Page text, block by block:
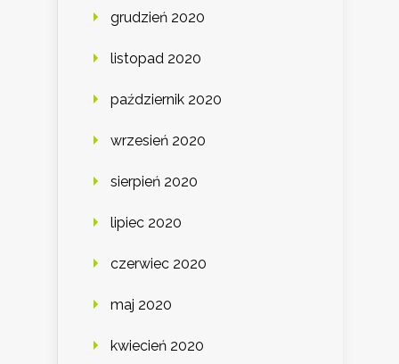
grudzień 2020
listopad 2020
październik 2020
wrzesień 2020
sierpień 2020
lipiec 2020
czerwiec 2020
maj 2020
kwiecień 2020